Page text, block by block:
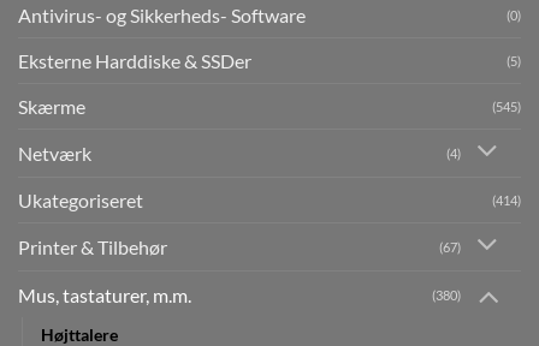
Antivirus- og Sikkerheds- Software (0)
Eksterne Harddiske & SSDer (5)
Skærme (545)
Netværk (4)
Ukategoriseret (414)
Printer & Tilbehør (67)
Mus, tastaturer, m.m. (380)
Højttalere